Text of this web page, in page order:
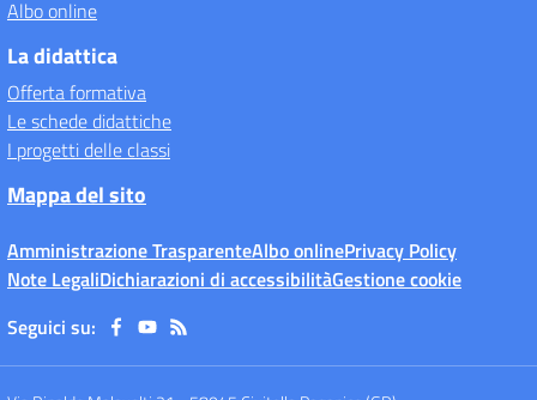
Albo online
La didattica
Offerta formativa
Le schede didattiche
I progetti delle classi
Mappa del sito
Amministrazione TrasparenteAlbo onlinePrivacy Policy
Note LegaliDichiarazioni di accessibilitàGestione cookie
Seguici su: